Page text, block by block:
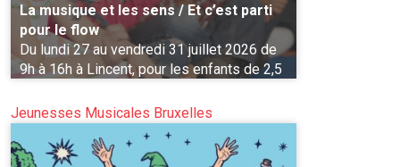
La musique et les sens / Et c’est parti
pour le flow
Du lundi 27 au vendredi 31 juillet 2026 de
9h à 16h à Lincent, pour les enfants de 2,5
PLUS D'INFO
Jeunesses Musicales Bruxelles